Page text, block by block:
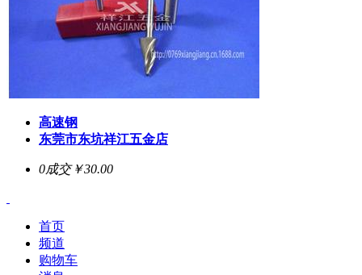
高速钢
东莞市东坑祥江五金店
0成交￥30.00
首页
频道
购物车